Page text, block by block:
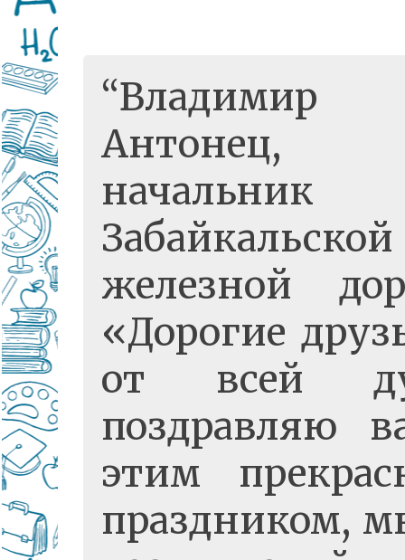
Владимир
Антонец,
начальник
Забайкальской
железной
«Дорогие
от всей
поздравляю
этим
праздником,